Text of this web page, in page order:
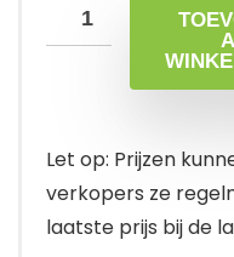
Let op: Prijzen
verkopers ze
laatste prijs bij de